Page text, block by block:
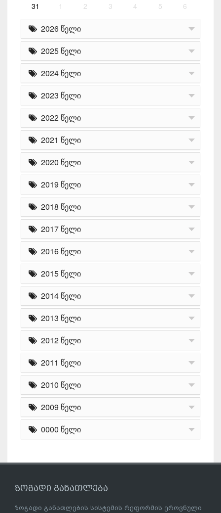
31 1 2 3 4 5 6
2026 წელი
2025 წელი
2024 წელი
2023 წელი
2022 წელი
2021 წელი
2020 წელი
2019 წელი
2018 წელი
2017 წელი
2016 წელი
2015 წელი
2014 წელი
2013 წელი
2012 წელი
2011 წელი
2010 წელი
2009 წელი
0000 წელი
ზოგადი განათლება
ზოგადი განათლების სისტემის რეფორმის ეროვნული